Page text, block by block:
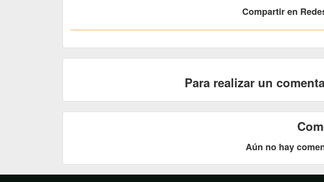
Compartir en
Para realizar un
Aún no hay